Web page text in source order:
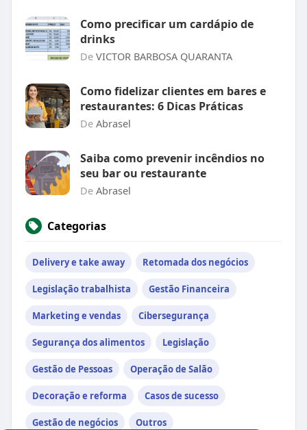
Como precificar um cardápio de
drinks
De VICTOR BARBOSA QUARANTA
Como fidelizar clientes em bares e
restaurantes: 6 Dicas Práticas
De Abrasel
Saiba como prevenir incêndios no
seu bar ou restaurante
De Abrasel
Categorias
Delivery e take away Retomada dos negócios
Legislação trabalhista Gestão Financeira
Marketing e vendas Cibersegurança
Segurança dos alimentos Legislação
Gestão de Pessoas Operação de Salão
Decoração e reforma Casos de sucesso
Gestão de negócios Outros